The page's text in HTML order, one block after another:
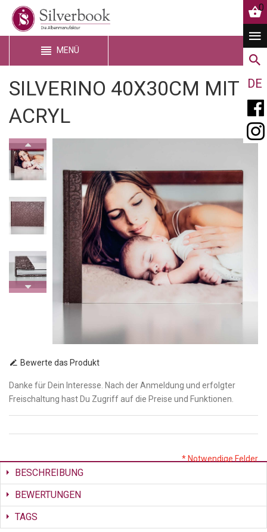
0
DE
MENÜ
SILVERINO 40X30CM MIT
ACRYL
Bewerte das Produkt
Danke für Dein Interesse. Nach der Anmeldung und erfolgter
Freischaltung hast Du Zugriff auf die Preise und Funktionen.
* Notwendige Felder
BESCHREIBUNG
BEWERTUNGEN
TAGS